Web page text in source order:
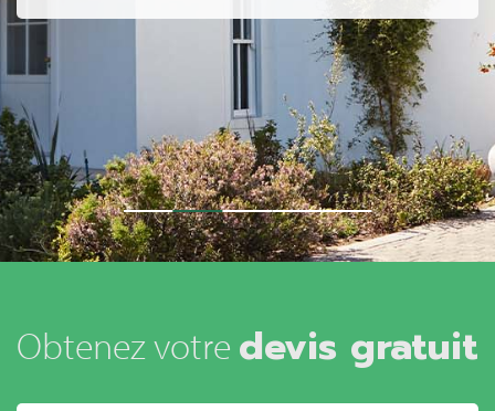
Obtenez votre devis gratuit